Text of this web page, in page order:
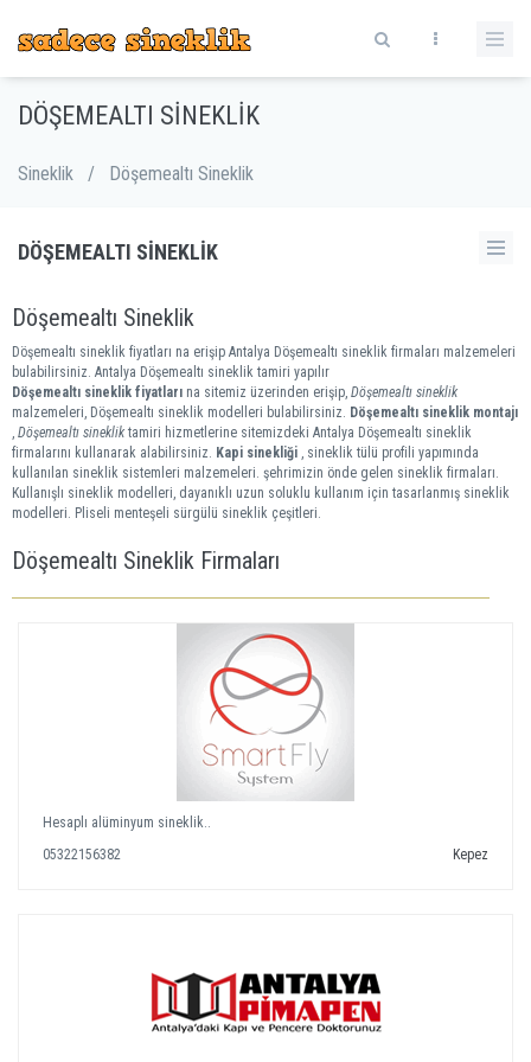
DÖŞEMEALTI SINEKLIK
Sineklik / Döşemealtı Sineklik
DÖŞEMEALTI SINEKLIK
Döşemealtı Sineklik
Döşemealtı sineklik fiyatları na erişip Antalya Döşemealtı sineklik firmaları malzemeleri
bulabilirsiniz. Antalya Döşemealtı sineklik tamiri yapılır
Döşemealtı sineklik fiyatları na sitemiz üzerinden erişip, Döşemealtı sineklik
malzemeleri, Döşemealtı sineklik modelleri bulabilirsiniz. Döşemealtı sineklik montajı
, Döşemealtı sineklik tamiri hizmetlerine sitemizdeki Antalya Döşemealtı sineklik
firmalarını kullanarak alabilirsiniz. Kapi sinekliği , sineklik tülü profili yapımında
kullanılan sineklik sistemleri malzemeleri. şehrimizin önde gelen sineklik firmaları.
Kullanışlı sineklik modelleri, dayanıklı uzun soluklu kullanım için tasarlanmış sineklik
modelleri. Pliseli menteşeli sürgülü sineklik çeşitleri.
Döşemealtı Sineklik Firmaları
Hesaplı alüminyum sineklik..
05322156382
Kepez